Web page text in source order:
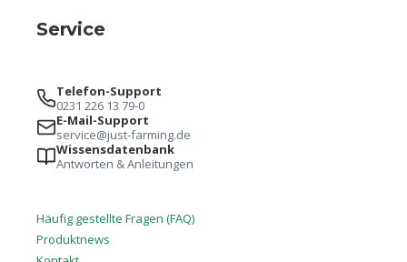
Service
Telefon-Support
0231 226 13 79-0
E-Mail-Support
service@just-farming.de
Wissensdatenbank
Antworten & Anleitungen
Häufig gestellte Fragen (FAQ)
Produktnews